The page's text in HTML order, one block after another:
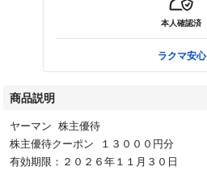
本人確認済
ラクマ安
商品説明
ヤーマン 株主優待
株主優待クーポン １３０００円分
有効期限：２０２６年１１月３０日